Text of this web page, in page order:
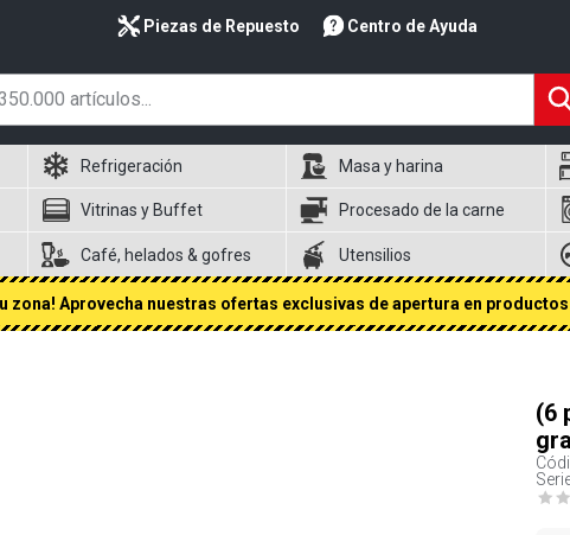
Piezas de Repuesto Centro de Ayuda
Refrigeración Masa y harina
Vitrinas y Buffet Procesado de la carne
Café, helados & gofres Utensilios
zona! Aprovecha nuestras ofertas exclusivas de apertura en
(6